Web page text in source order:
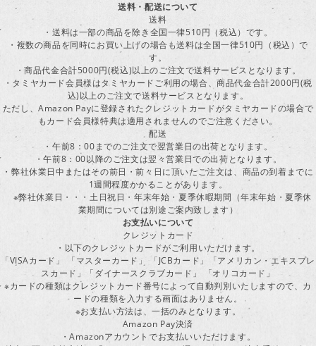
送料・配送について
送料
・送料は一部の商品を除き全国一律510円（税込）です。
・複数の商品を同時にお買い上げの場合も送料は全国一律510円（税込）で
す。
・商品代金合計5000円(税込)以上のご注文で送料サービスとなります。
・タミヤカード会員様はタミヤカードご利用の場合、商品代金合計2000円(税
込)以上のご注文で送料サービスとなります。
ただし、Amazon Payに登録されたクレジットカードがタミヤカードの場合で
もカード会員様特典は適用されませんのでご注意ください。
配送
・午前8：00までのご注文で翌営業日の出荷となります。
・午前8：00以降のご注文は翌々営業日での出荷となります。
・弊社休業日中またはその前日・前々日に頂いたご注文は、商品の到着までに
1週間程度かかることがあります。
※弊社休業日・・・土日祝日・年末年始・夏季休暇期間（年末年始・夏季休
業期間については別途ご案内致します）
お支払いについて
クレジットカード
・以下のクレジットカードがご利用いただけます。
「VISAカード」 「マスターカード」 「JCBカード」「アメリカン・エキスプレ
スカード」「ダイナースクラブカード」 「オリコカード」
※カードの種類はクレジットカード番号によって自動判別いたしますので、カ
ードの種類を入力する画面はありません。
※お支払い方法は、一括のみとなります。
Amazon Pay決済
・Amazonアカウントでお支払いいただけます。